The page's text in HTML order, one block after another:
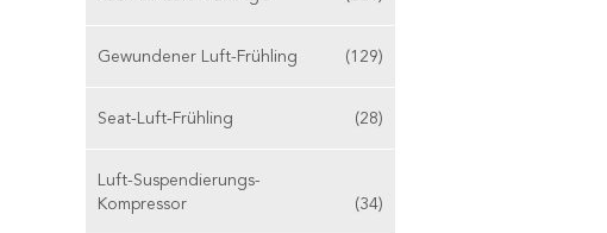
Gewundener Luft-Frühling (129)
Seat-Luft-Frühling (28)
Luft-Suspendierungs-
Kompressor
(34)